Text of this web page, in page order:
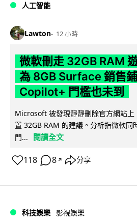
人工智能
Lawton 12 小時
微軟刪走 32GB RAM
為 8GB Surface 銷售
Copilot+ 門檻也未到
Microsoft 被發現靜靜刪除官方網站上
置 32GB RAM 的建議。分析指微軟同
門...
閱讀全文
118 8 ↗ 分享
科技娛樂 影視娛樂